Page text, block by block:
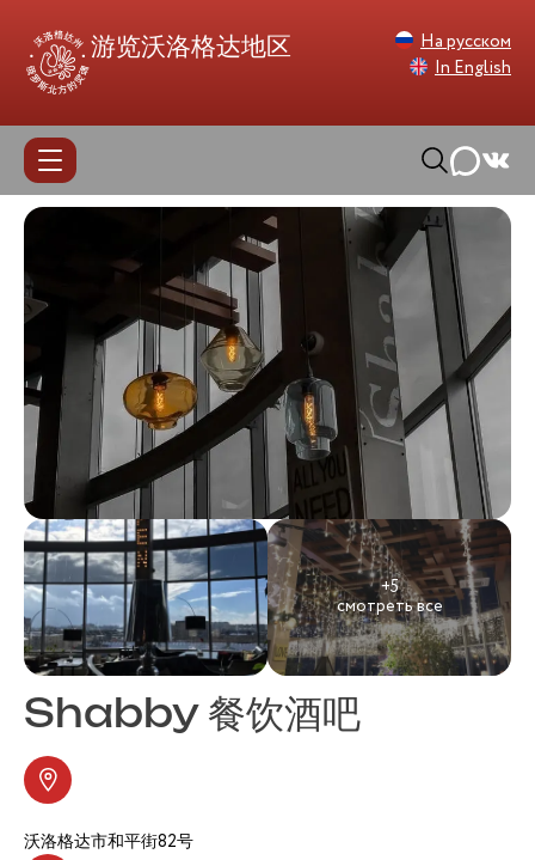
游览沃洛格达地区
На русском
In English
+5
смотреть все
Shabby 餐饮酒吧
沃洛格达市和平街82号